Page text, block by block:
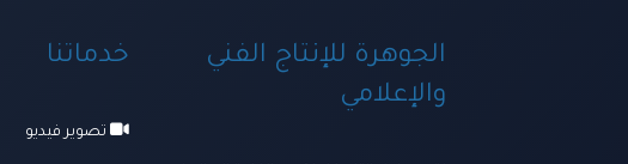
الجوهرة للإنتاج الفني
والإعلامي
خدماتنا
تصوير فيديو